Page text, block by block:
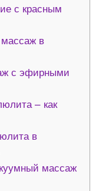
с красным
в
с эфирными
– как
в
массаж